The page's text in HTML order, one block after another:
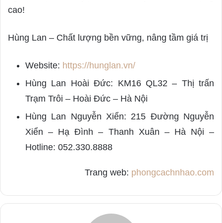
cao!
Hùng Lan – Chất lượng bền vững, nâng tầm giá trị
Website: https://hunglan.vn/
Hùng Lan Hoài Đức: KM16 QL32 – Thị trấn
Trạm Trôi – Hoài Đức – Hà Nội
Hùng Lan Nguyễn Xiển: 215 Đường Nguyễn
Xiển – Hạ Đình – Thanh Xuân – Hà Nội –
Hotline: 052.330.8888
Trang web: phongcachnhao.com